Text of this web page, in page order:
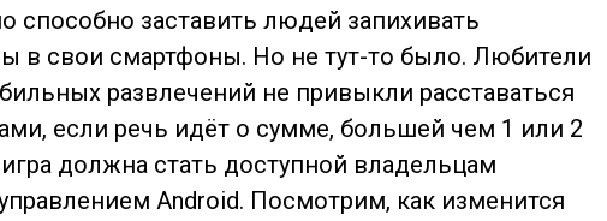
способно заставить людей запихивать
в свои смартфоны. Но не тут-то было. Любители
развлечений не привыкли расставаться
если речь идёт о сумме, большей чем 1 или 2
должна стать доступной владельцам
Android. Посмотрим, как изменится